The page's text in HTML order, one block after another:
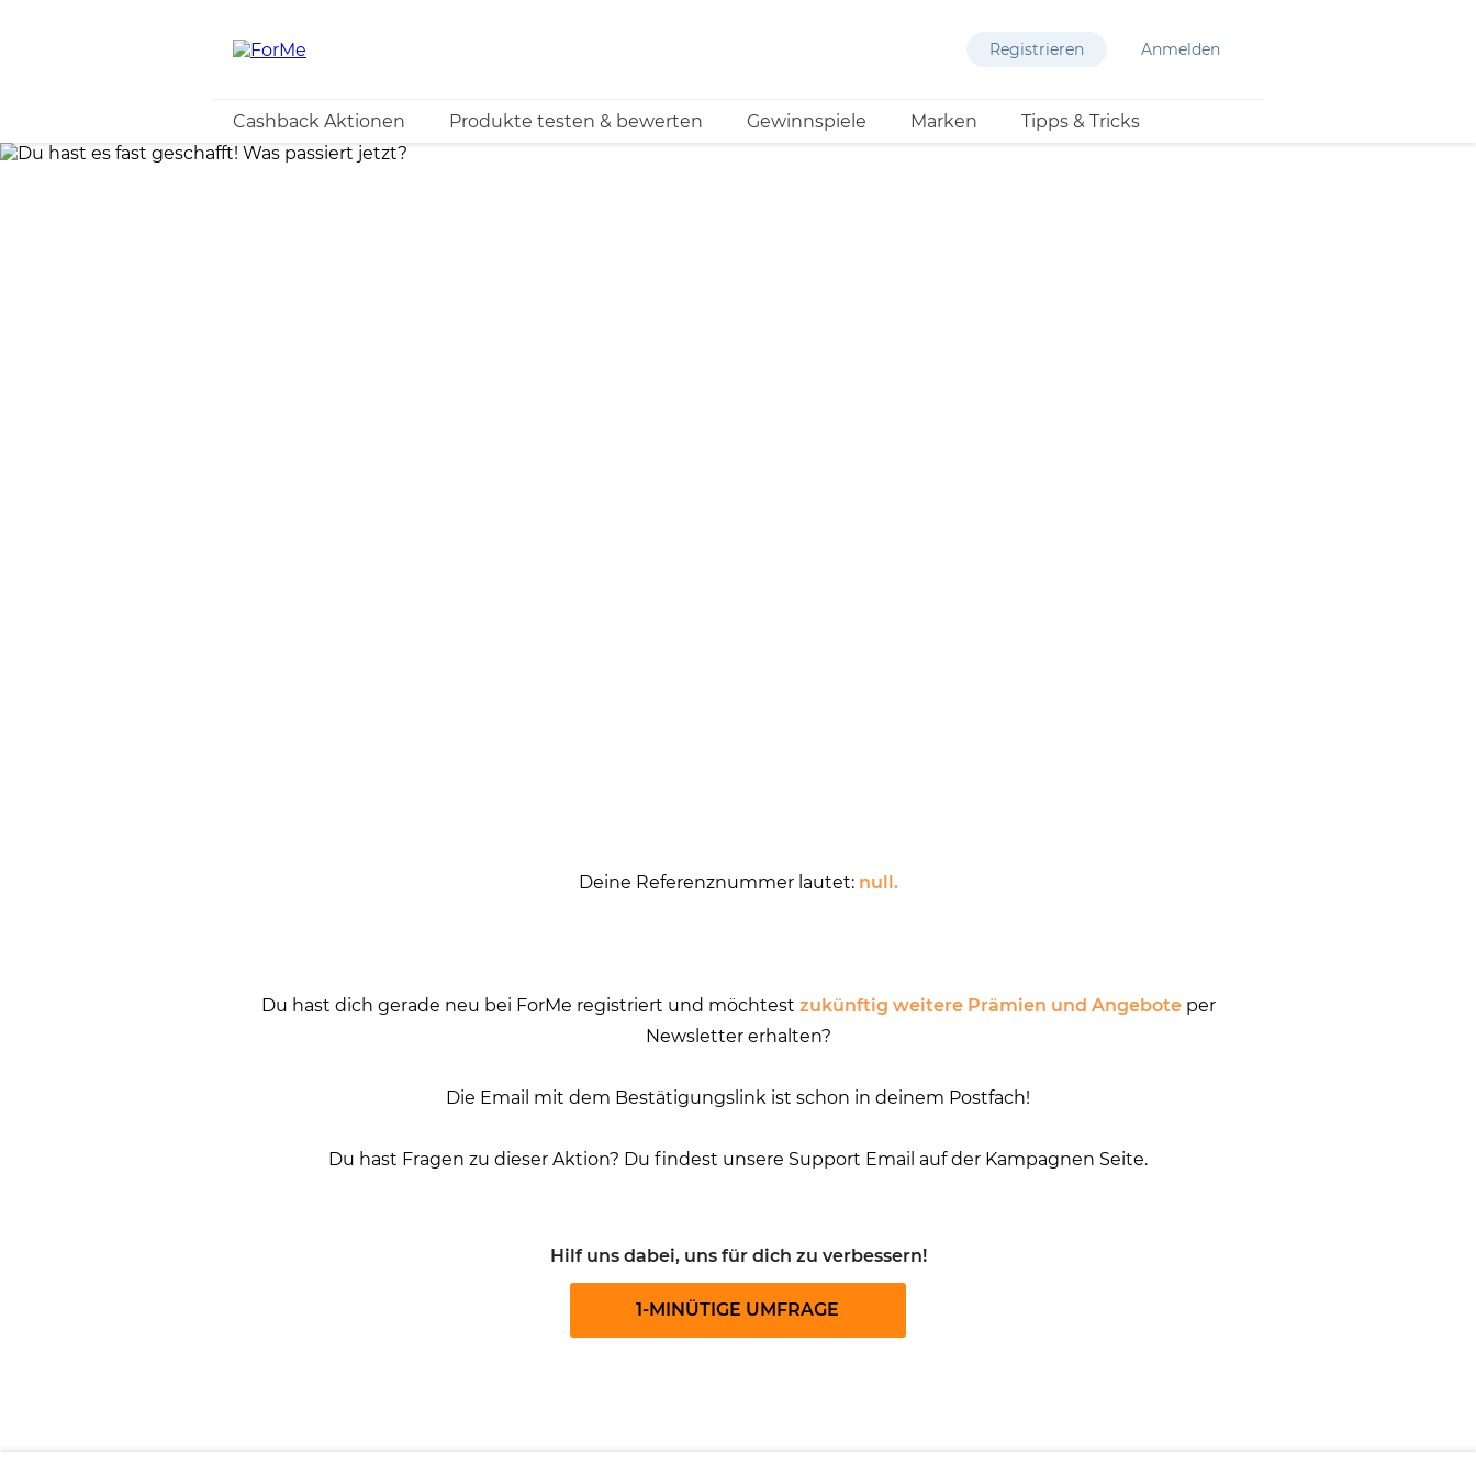
Registrieren Anmelden
Cashback Aktionen Produkte testen & bewerten Gewinnspiele Marken Tipps & Tricks
Deine Referenznummer lautet: null.
Du hast dich gerade neu bei ForMe registriert und möchtest zukünftig weitere Prämien und Angebote per
Newsletter erhalten?
Die Email mit dem Bestätigungslink ist schon in deinem Postfach!
Du hast Fragen zu dieser Aktion? Du findest unsere Support Email auf der Kampagnen Seite.
Hilf uns dabei, uns für dich zu verbessern!
1-MINÜTIGE UMFRAGE